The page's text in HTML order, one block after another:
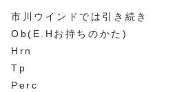
市川ウインドでは引き続き
Ob(E.Hお持ちのかた)
Hrn
Tp
Perc